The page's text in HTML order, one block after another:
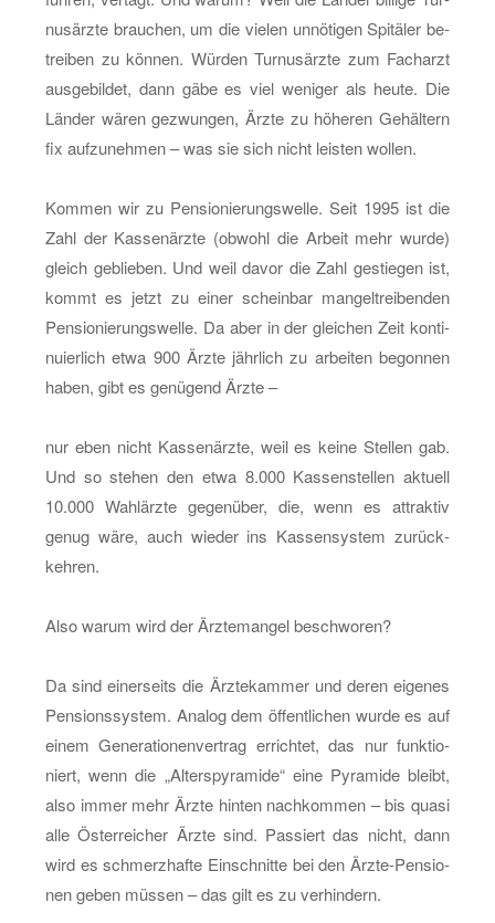
nus­ärz­te brau­chen, um die vie­len un­nö­ti­gen Spi­tä­ler be­
trei­ben zu kön­nen. Wür­den Tur­nus­ärz­te zum Fach­arzt
aus­ge­bil­det, dann gäbe es viel we­ni­ger als heute. Die
Län­der wären ge­zwun­gen, Ärzte zu hö­he­ren Ge­häl­tern
fix auf­zu­neh­men – was sie sich nicht leis­ten wol­len.
Kom­men wir zu Pen­sio­nie­rungs­wel­le. Seit 1995 ist die
Zahl der Kas­sen­ärz­te (ob­wohl die Ar­beit mehr wurde)
gleich ge­blie­ben. Und weil davor die Zahl ge­stie­gen ist,
kommt es jetzt zu einer schein­bar man­gel­trei­ben­den
Pen­sio­nie­rungs­wel­le. Da aber in der glei­chen Zeit kon­ti­
nu­ier­lich etwa 900 Ärzte jähr­lich zu ar­bei­ten be­gon­nen
haben, gibt es ge­nü­gend Ärzte –
nur eben nicht Kas­sen­ärz­te, weil es keine Stel­len gab.
Und so ste­hen den etwa 8.000 Kas­sen­stel­len ak­tu­ell
10.000 Wahl­ärz­te ge­gen­über, die, wenn es at­trak­tiv
genug wäre, auch wie­der ins Kas­sen­sys­tem zu­rück­
keh­ren.
Also warum wird der Ärz­te­man­gel be­schwo­ren?
Da sind ei­ner­seits die Ärz­te­kam­mer und deren ei­ge­nes
Pen­si­ons­sys­tem. Ana­log dem öf­fent­li­chen wurde es auf
einem Ge­ne­ra­tio­nen­ver­trag er­rich­tet, das nur funk­tio­
niert, wenn die „Al­ters­py­ra­mi­de“ eine Py­ra­mi­de bleibt,
also immer mehr Ärzte hin­ten nach­kom­men – bis quasi
alle Ös­ter­rei­cher Ärzte sind. Pas­siert das nicht, dann
wird es schmerz­haf­te Ein­schnit­te bei den Ärz­te-Pen­sio­
nen geben müs­sen – das gilt es zu ver­hin­dern.